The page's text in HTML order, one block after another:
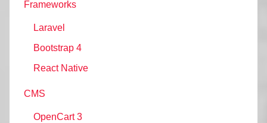
Frameworks
Laravel
Bootstrap 4
React Native
CMS
OpenCart 3